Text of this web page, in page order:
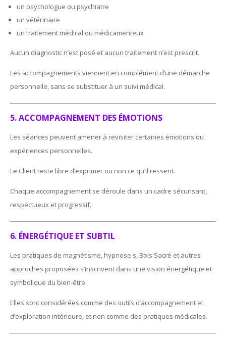
un psychologue ou psychiatre
un vétérinaire
un traitement médical ou médicamenteux
Aucun diagnostic n’est posé et aucun traitement n’est prescrit.
Les accompagnements viennent en complément d’une démarche
personnelle, sans se substituer à un suivi médical.
5. ACCOMPAGNEMENT DES ÉMOTIONS
Les séances peuvent amener à revisiter certaines émotions ou
expériences personnelles.
Le Client reste libre d’exprimer ou non ce qu’il ressent.
Chaque accompagnement se déroule dans un cadre sécurisant,
respectueux et progressif.
6. ÉNERGÉTIQUE ET SUBTIL
Les pratiques de magnétisme, hypnose s, Bois Sacré et autres
approches proposées s’inscrivent dans une vision énergétique et
symbolique du bien-être.
Elles sont considérées comme des outils d’accompagnement et
d’exploration intérieure, et non comme des pratiques médicales.